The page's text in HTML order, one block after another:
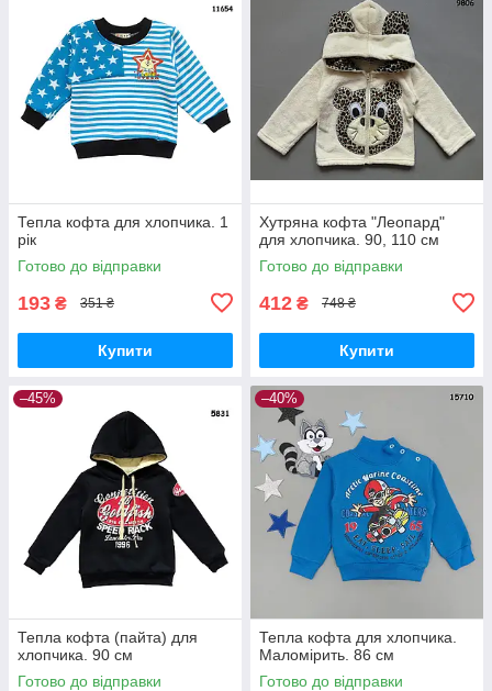
Тепла кофта для хлопчика. 1
рік
Готово до відправки
193 ₴ 351 ₴
Купити
Хутряна кофта "Леопард"
для хлопчика. 90, 110 см
Готово до відправки
412 ₴ 748 ₴
Купити
–45%
Тепла кофта (пайта) для
хлопчика. 90 см
Готово до відправки
–40%
Тепла кофта для хлопчика.
Маломірить. 86 см
Готово до відправки